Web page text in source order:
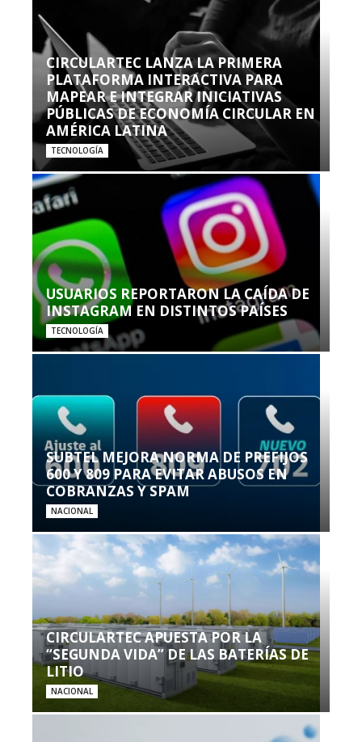
CIRCULARTEC LANZA LA PRIMERA
PLATAFORMA INTERACTIVA PARA
MAPEAR E INTEGRAR INICIATIVAS
PÚBLICAS DE ECONOMÍA CIRCULAR EN
AMÉRICA LATINA
TECNOLOGÍA
USUARIOS REPORTARON LA CAÍDA DE
INSTAGRAM EN DISTINTOS PAÍSES
TECNOLOGÍA
SUBTEL MEJORA NORMA DE PREFIJOS
600 Y 809 PARA EVITAR ABUSOS EN
COBRANZAS Y SPAM
NACIONAL
CIRCULARTEC APUESTA POR LA
“SEGUNDA VIDA” DE LAS BATERÍAS DE
LITIO
NACIONAL